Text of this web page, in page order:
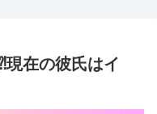
現在の彼氏はイ